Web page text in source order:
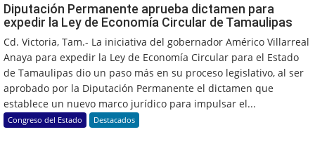
Diputación Permanente aprueba dictamen para
expedir la Ley de Economía Circular de Tamaulipas
Cd. Victoria, Tam.- La iniciativa del gobernador Américo Villarreal
Anaya para expedir la Ley de Economía Circular para el Estado
de Tamaulipas dio un paso más en su proceso legislativo, al ser
aprobado por la Diputación Permanente el dictamen que
establece un nuevo marco jurídico para impulsar el...
Congreso del Estado Destacados